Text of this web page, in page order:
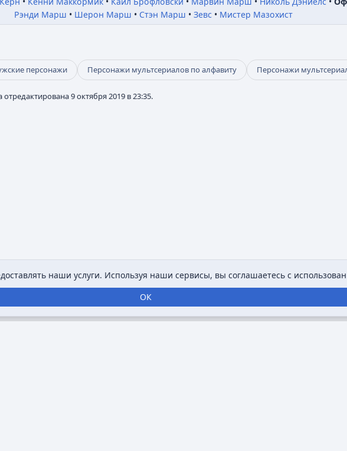
Рэнди Марш
Шерон Марш Стэн Марш Зевс Мистер Мазохист
персонажи Персонажи мультсериалов по алфавиту
Персонажи
9 октября 2019 в 23:35.
наши услуги. Используя наши сервисы, вы соглашаетесь с
ОК